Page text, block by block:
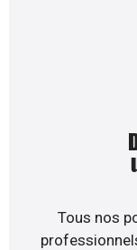
Tous nos